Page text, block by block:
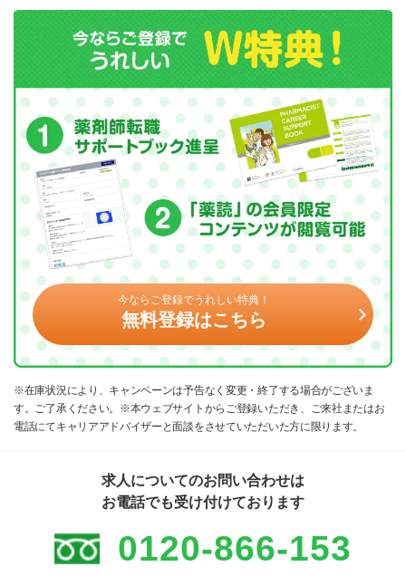
今ならご登録でうれしい特典！
無料登録はこちら
※在庫状況により、キャンペーンは予告なく変更・終了する場合がございま
す。ご了承ください。※本ウェブサイトからご登録いただき、ご来社またはお
電話にてキャリアアドバイザーと面談をさせていただいた方に限ります。
求人についてのお問い合わせは
お電話でも受け付けております
0120-866-153